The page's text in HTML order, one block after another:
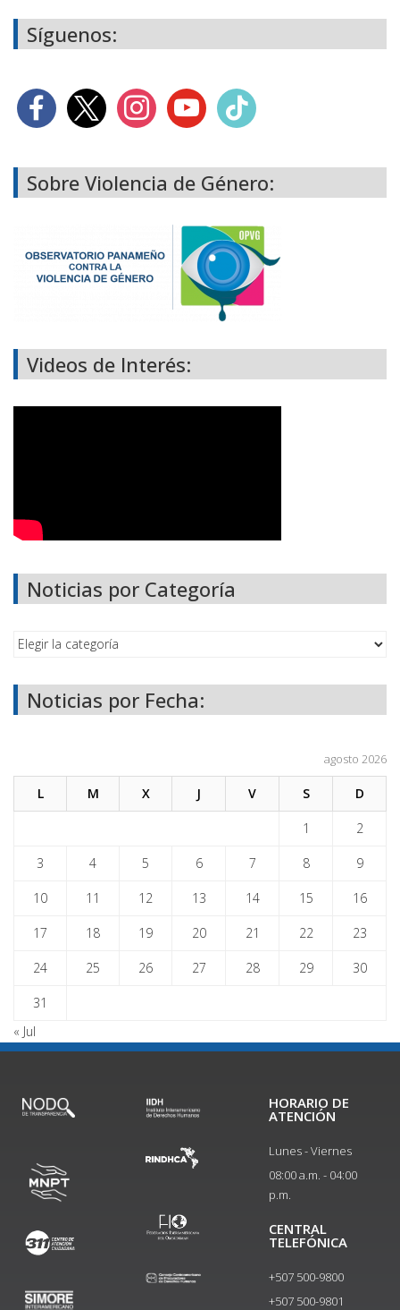
Síguenos:
Sobre Violencia de Género:
Videos de Interés:
Noticias por Categoría
Noticias por Fecha:
agosto 2026
L M X J V S D
1 2
3 4 5 6 7 8 9
10 11 12 13 14 15 16
17 18 19 20 21 22 23
24 25 26 27 28 29 30
31
« Jul
HORARIO DE
ATENCIÓN
Lunes - Viernes
08:00 a.m. - 04:00
p.m.
CENTRAL
TELEFÓNICA
+507 500-9800
+507 500-9801​